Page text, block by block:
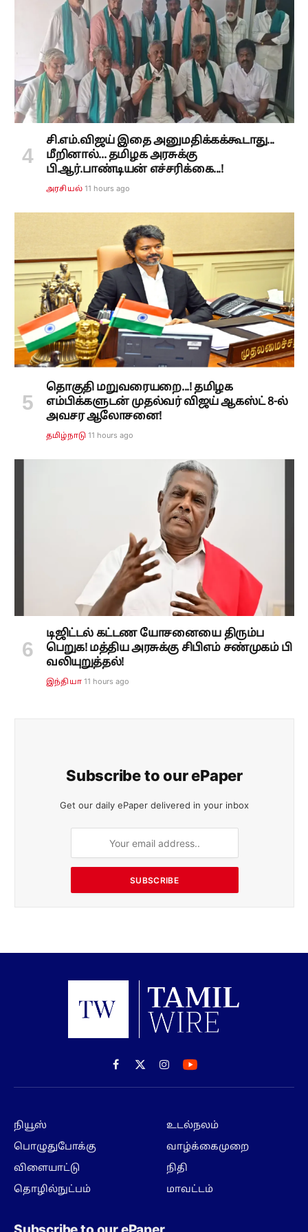
சி.எம்.விஜய் இதை அனுமதிக்கக்கூடாது...
மீறினால்... தமிழக அரசுக்கு
பி.ஆர்.பாண்டியன் எச்சரிக்கை...!
அரசியல் 11 hours ago
தொகுதி மறுவரையறை...! தமிழக
எம்பிக்களுடன் முதல்வர் விஜய் ஆகஸ்ட் 8-ல்
அவசர ஆலோசனை!
தமிழ்நாடு 11 hours ago
டிஜிட்டல் கட்டண யோசனையை திரும்ப
பெறுக! மத்திய அரசுக்கு சிபிஎம் சண்முகம் பி
வலியுறுத்தல்!
இந்தியா 11 hours ago
Subscribe to our ePaper
Get our daily ePaper delivered in your inbox
SUBSCRIBE
Facebook
X
(Twitter)
Instagram
நியூஸ்
பொழுதுபோக்கு
விளையாட்டு
தொழில்நுட்பம்
உடல்நலம்
வாழ்க்கைமுறை
நிதி
மாவட்டம்